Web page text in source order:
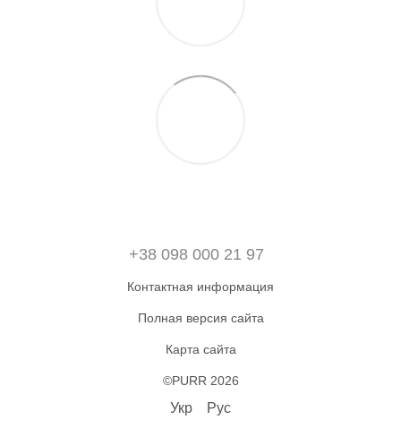
+38 098 000 21 97
Контактная информация
Полная версия сайта
Карта сайта
©PURR 2026
Укр Рус